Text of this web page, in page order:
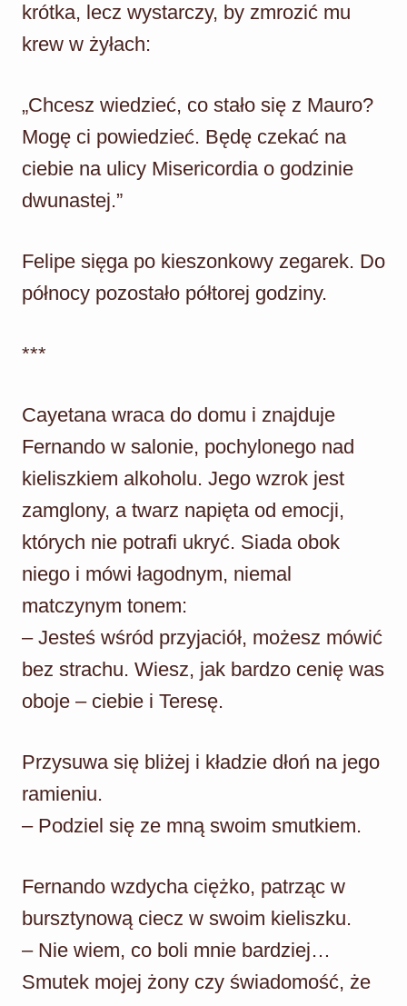
krótka, lecz wystarczy, by zmrozić mu
krew w żyłach:
„Chcesz wiedzieć, co stało się z Mauro?
Mogę ci powiedzieć. Będę czekać na
ciebie na ulicy Misericordia o godzinie
dwunastej.”
Felipe sięga po kieszonkowy zegarek. Do
północy pozostało półtorej godziny.
***
Cayetana wraca do domu i znajduje
Fernando w salonie, pochylonego nad
kieliszkiem alkoholu. Jego wzrok jest
zamglony, a twarz napięta od emocji,
których nie potrafi ukryć. Siada obok
niego i mówi łagodnym, niemal
matczynym tonem:
– Jesteś wśród przyjaciół, możesz mówić
bez strachu. Wiesz, jak bardzo cenię was
oboje – ciebie i Teresę.
Przysuwa się bliżej i kładzie dłoń na jego
ramieniu.
– Podziel się ze mną swoim smutkiem.
Fernando wzdycha ciężko, patrząc w
bursztynową ciecz w swoim kieliszku.
– Nie wiem, co boli mnie bardziej…
Smutek mojej żony czy świadomość, że